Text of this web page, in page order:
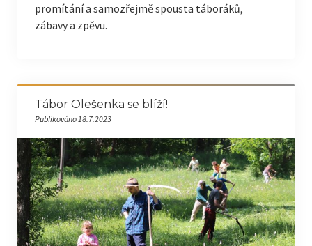
promítání a samozřejmě spousta táboráků,
zábavy a zpěvu.
Tábor Olešenka se blíží!
Publikováno 18.7.2023